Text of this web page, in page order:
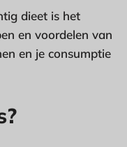
dieet is het
en voordelen van
en je consumptie